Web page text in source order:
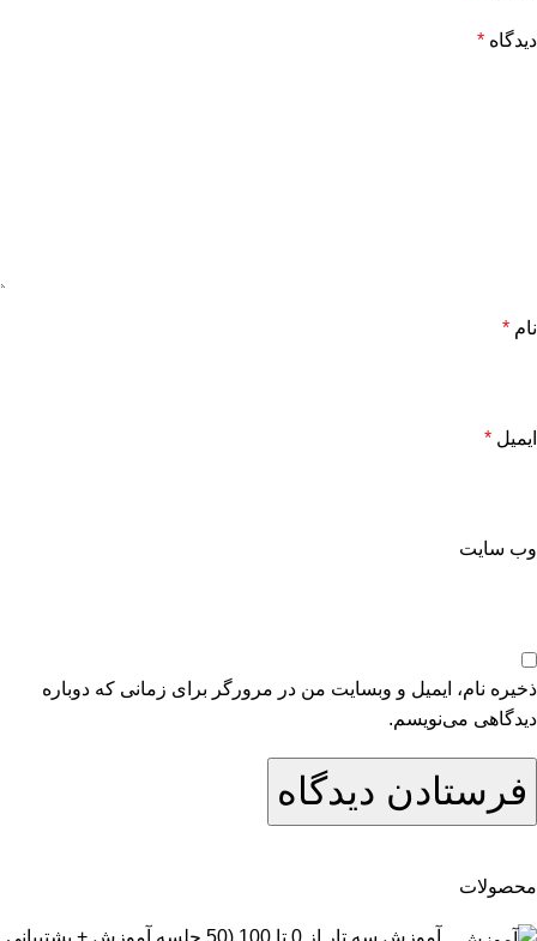
دیدگاه *
نام *
ایمیل *
وب‌ سایت
ذخیره نام، ایمیل و وبسایت من در مرورگر برای زمانی که دوباره
دیدگاهی می‌نویسم.
محصولات
آموزش سه تار از 0 تا 100 (50 جلسه آموزش + پشتیبانی